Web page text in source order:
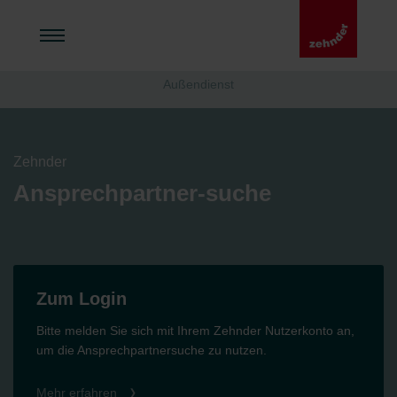
Außendienst
Zehnder
Ansprechpartner-suche
Zum Login
Bitte melden Sie sich mit Ihrem Zehnder Nutzerkonto an,
um die Ansprechpartnersuche zu nutzen.
Mehr erfahren